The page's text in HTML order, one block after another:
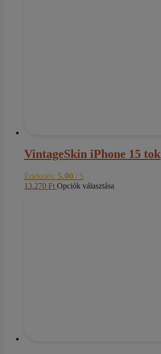
VintageSkin iPhone 15 tok
Értékelés: 5.00 / 5
13.270 Ft Opciók választása